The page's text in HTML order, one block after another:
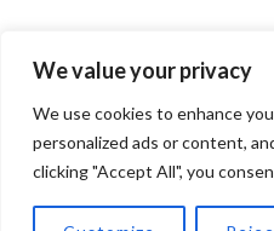
We value your privacy
We use cookies to enhance
personalized ads or content,
clicking "Accept All", you
Maakri 19/
E- R